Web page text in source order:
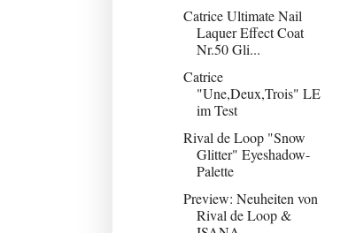
Catrice Ultimate Nail
Laquer Effect Coat
Nr.50 Gli...
Catrice
"Une,Deux,Trois" LE
im Test
Rival de Loop "Snow
Glitter" Eyeshadow-
Palette
Preview: Neuheiten von
Rival de Loop &